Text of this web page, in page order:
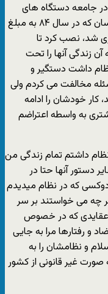
جامعه دستگاه های
شنودی در نقاط مختلف از جمله پارک پردیسان که در سال ۸۴ به مبلغ
شد، نصب کرد تا
زندگی آنها را تحت
داشت دستگیر و
مخالفت می کردم ولی
کار خودشان را ادامه
به واسطه اعتراضم
نظام داشتم تمام زندگی من
دستور آنها حتا در
که در نظام میدیدم
هر چه می خواستند بر سر
عقایدی که در خصوص
و رفتارها مرا به جایی
و نظامشان را به
بخشیدم و در اسفند ماه سال ۹۳ به صورت غیر قانونی از کشور